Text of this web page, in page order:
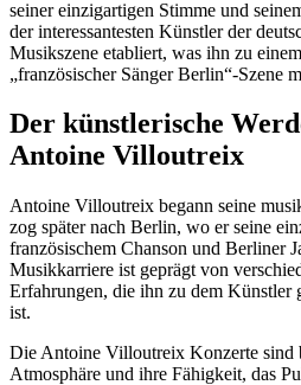
seiner einzigartigen Stimme und
der interessantesten Künstler der
Musikszene etabliert, was ihn zu
„französischer Sänger Berlin“-Szene
Der künstlerische
Antoine Villoutreix
Antoine Villoutreix begann seine
zog später nach Berlin, wo er seine
französischem Chanson und Berliner
Musikkarriere ist geprägt von
Erfahrungen, die ihn zu dem Künstler
ist.
Die Antoine Villoutreix Konzerte sind
Atmosphäre und ihre Fähigkeit, das